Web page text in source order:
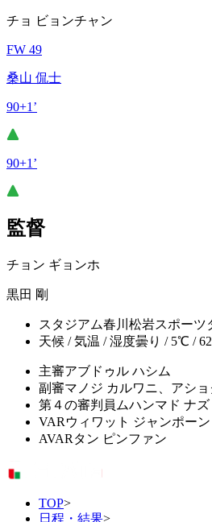
チョ ビョンチャン
FW 49
桑山 侃士
90+1’
90+1’
監督
チョン ギョンホ
黒田 剛
スタジアム春川松岩スポーツ
天候 / 気温 / 湿度曇り / 5℃ /
主審アブドゥル ハシム
副審マノジ カルワニ、アシ
第４の審判員 ムハンマド ナ
VAR ウィワット ジャンポーン
AVAR タン ピンファン
TOP>
日程・結果>